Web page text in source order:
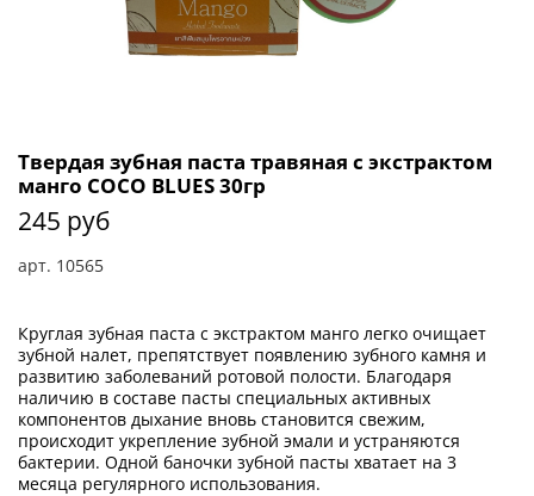
арт. 10565
Твердая зубная паста травяная с экстрактом
манго COCO BLUES 30гр
245 руб
Круглая зубная паста с экстрактом манго легко очищает
зубной налет, препятствует появлению зубного камня и
развитию заболеваний ротовой полости. Благодаря
наличию в составе пасты специальных активных
компонентов дыхание вновь становится свежим,
происходит укрепление зубной эмали и устраняются
бактерии. Одной баночки зубной пасты хватает на 3
месяца регулярного использования.